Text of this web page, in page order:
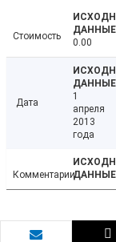
Стоимость
0.00
Дата
1
апреля
2013
года
Комментарии